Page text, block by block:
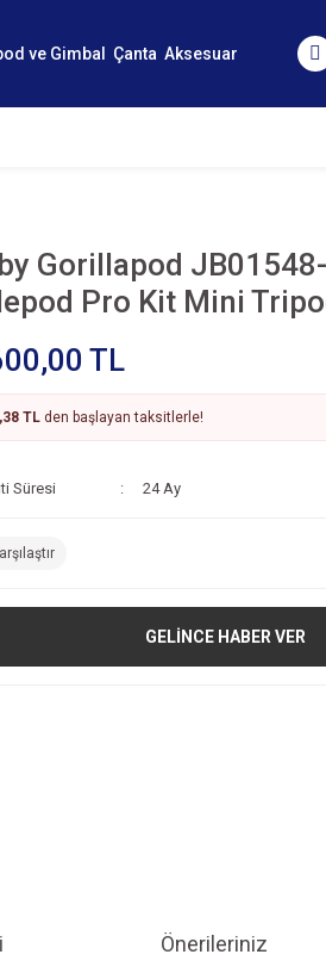
ve Gimbal Çanta Aksesuar
Gorillapod
Pro Kit Mini
TL
TL den başlayan taksitlerle!
Süresi 24 Ay
GELİNCE HABER VER
Önerileriniz